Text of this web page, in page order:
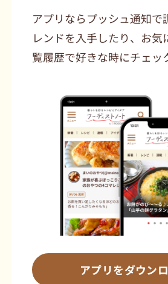
アプリならプッシュ通知で
レンドを入手したり、お気
覧履歴で好きな時にチェッ
アプリをダウン